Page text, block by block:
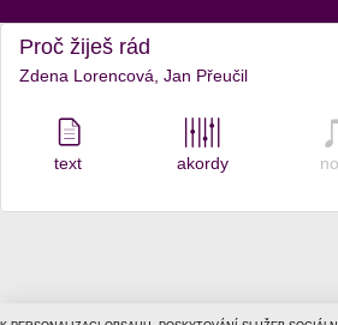
Proč žiješ rád
Zdena Lorencová, Jan Přeučil
text akordy